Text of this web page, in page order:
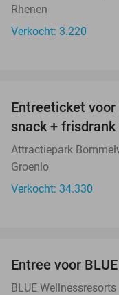
Rhenen
Verkocht: 3.220
Entreeticket
snack +
Attractiepark
Groenlo
Verkocht: 34.330
Entree voor
BLUE Wellnessresorts